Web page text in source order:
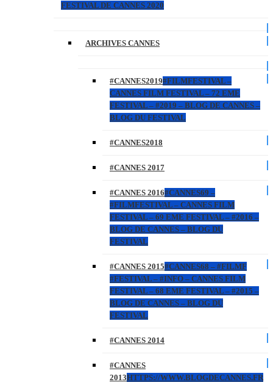
FESTIVAL DE CANNES 2020
ARCHIVES CANNES
#CANNES2019#FILMFESTIVAL –
CANNES FILM FESTIVAL – 72 EME
FESTIVAL – #2019 – BLOG DE CANNES –
BLOG DU FESTIVAL
#CANNES2018
#CANNES 2017
#CANNES 2016#CANNES69 –
#FILMFESTIVAL – CANNES FILM
FESTIVAL – 69 EME FESTIVAL – #2016 –
BLOG DE CANNES – BLOG DU
FESTIVAL
#CANNES 2015#CANNES68 – #FILMF
#FESTIVAL – #INFO – CANNES FILM
FESTIVAL – 68 EME FESTIVAL – #2015 –
BLOG DE CANNES – BLOG DU
FESTIVAL
#CANNES 2014
#CANNES
2013HTTPS://WWW.BLOGDECANNES.FR